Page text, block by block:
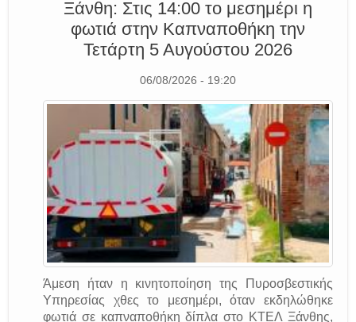
Ξάνθη: Στις 14:00 το μεσημέρι η
φωτιά στην Καπναποθήκη την
Τετάρτη 5 Αυγούστου 2026
06/08/2026 - 19:20
Άμεση ήταν η κινητοποίηση της Πυροσβεστικής
Υπηρεσίας χθες το μεσημέρι, όταν εκδηλώθηκε
φωτιά σε καπναποθήκη δίπλα στο ΚΤΕΛ Ξάνθης,